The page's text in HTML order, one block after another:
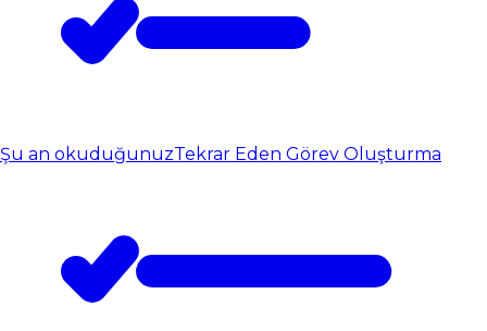
Şu an okuduğunuzTekrar Eden Görev Oluşturma